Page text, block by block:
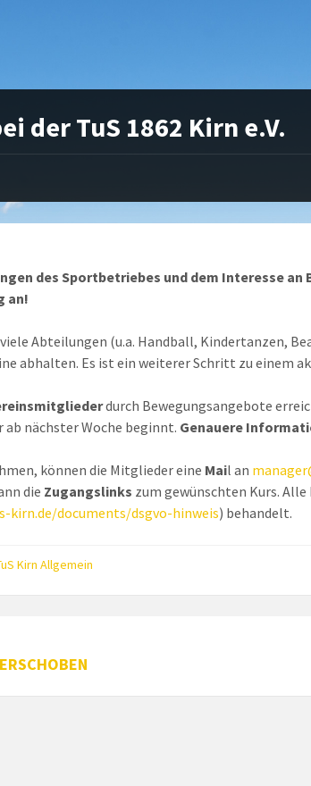
der TuS 1862 Kirn e.V.
des Sportbetriebes und dem Interesse
an!
Abteilungen (u.a. Handball, Kindertanzen,
abhalten. Es ist ein weiterer Schritt zu einem
durch Bewegungsangebote
nächster Woche beginnt. Genauere
können die Mitglieder eine Mail an
die Zugangslinks zum gewünschten Kurs.
kirn.de/documents/dsgvo-hinweis) behandelt.
Kirn Allgemein